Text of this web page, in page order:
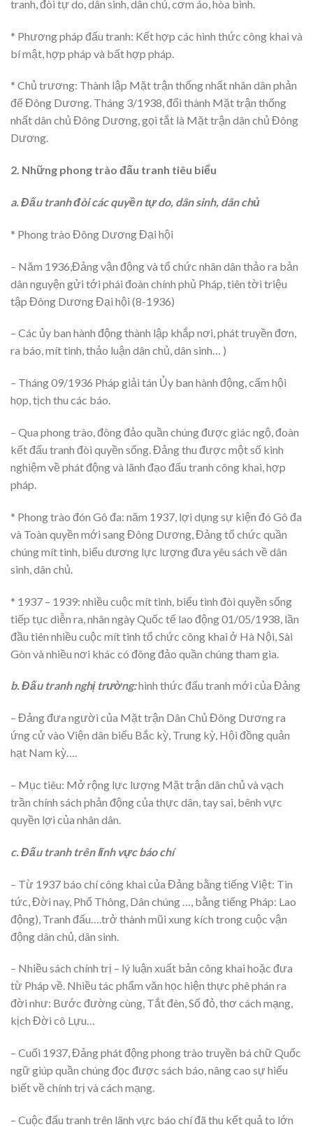
tranh, đòi tự do, dân sinh, dân chủ, cơm áo, hòa bình.
* Phương pháp đấu tranh: Kết hợp các hình thức công khai và
bí mật, hợp pháp và bất hợp pháp.
* Chủ trương: Thành lập Mặt trận thống nhất nhân dân phản
đế Đông Dương. Tháng 3/1938, đổi thành Mặt trận thống
nhất dân chủ Đông Dương, gọi tắt là Mặt trận dân chủ Đông
Dương.
2. Những phong trào đấu tranh tiêu biểu
a. Đấu tranh đòi các quyền tự do, dân sinh, dân chủ
* Phong trào Đông Dương Đại hội
– Năm 1936,Đảng vận động và tổ chức nhân dân thảo ra bản
dân nguyện gửi tới phái đoàn chính phủ Pháp, tiên tời triệu
tập Đông Dương Đại hội (8-1936)
– Các ủy ban hành động thành lập khắp nơi, phát truyền đơn,
ra báo, mít tinh, thảo luận dân chủ, dân sinh… )
– Tháng 09/1936 Pháp giải tán Ủy ban hành động, cấm hội
họp, tịch thu các báo.
– Qua phong trào, đông đảo quần chúng được giác ngộ, đoàn
kết đấu tranh đòi quyền sống. Đảng thu được một số kinh
nghiệm về phát động và lãnh đạo đấu tranh công khai, hợp
pháp.
* Phong trào đón Gô đa: năm 1937, lợi dụng sự kiện đó Gô đa
và Toàn quyền mới sang Đông Dương, Đảng tổ chức quần
chúng mít tinh, biểu dương lực lượng đưa yêu sách về dân
sinh, dân chủ.
* 1937 – 1939: nhiều cuộc mít tinh, biểu tình đòi quyền sống
tiếp tục diễn ra, nhân ngày Quốc tế lao động 01/05/1938, lần
đầu tiên nhiều cuộc mít tinh tổ chức công khai ở Hà Nội, Sài
Gòn và nhiều nơi khác có đông đảo quần chúng tham gia.
b. Đấu tranh nghị trường:hình thức đấu tranh mới của Đảng
– Đảng đưa người của Mặt trận Dân Chủ Đông Dương ra
ứng cử vào Viện dân biểu Bắc kỳ, Trung kỳ, Hội đồng quản
hạt Nam kỳ….
– Mục tiêu: Mở rộng lực lượng Mặt trận dân chủ và vạch
trần chính sách phản động của thực dân, tay sai, bênh vực
quyền lợi của nhân dân.
c. Đấu tranh trên lĩnh vực báo chí
– Từ 1937 báo chí công khai của Đảng bằng tiếng Việt: Tin
tức, Đời nay, Phổ Thông, Dân chúng …, bằng tiếng Pháp: Lao
động), Tranh đấu….trở thành mũi xung kích trong cuộc vận
động dân chủ, dân sinh.
– Nhiều sách chính trị – lý luận xuất bản công khai hoặc đưa
từ Pháp về. Nhiều tác phẩm văn học hiện thực phê phán ra
đời như: Bước đường cùng, Tắt đèn, Số đỏ, thơ cách mạng,
kịch Đời cô Lựu…
– Cuối 1937, Đảng phát động phong trào truyền bá chữ Quốc
ngữ giúp quần chúng đọc được sách báo, nâng cao sự hiểu
biết về chính trị và cách mạng.
– Cuộc đấu tranh trên lãnh vực báo chí đã thu kết quả to lớn